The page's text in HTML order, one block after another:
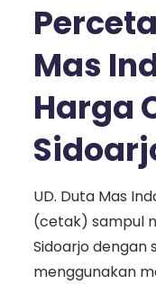
Mas
Harga
UD. Duta Mas
(cetak) sampul
Sidoarjo dengan
menggunakan